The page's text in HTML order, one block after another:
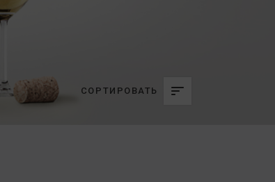
СОРТИРОВАТЬ